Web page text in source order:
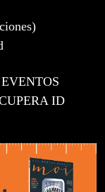
EVENTOS
ID